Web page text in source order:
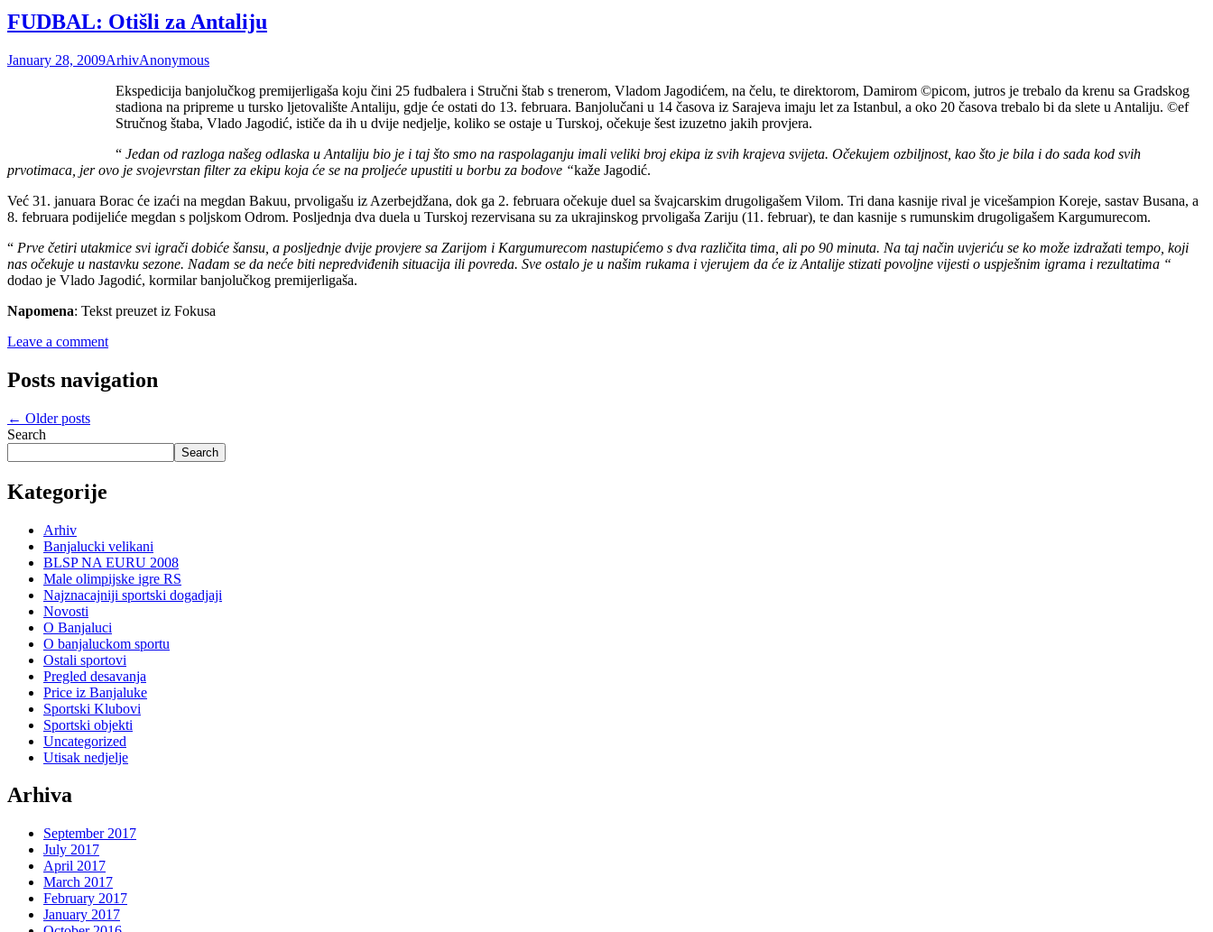
FUDBAL: Otišli za Antaliju
January 28, 2009ArhivAnonymous
Ekspedicija banjolučkog premijerligaša koju čini 25 fudbalera i Stručni štab s trenerom, Vladom Jagodićem, na čelu, te direktorom, Damirom ©picom, jutros je trebalo da krenu sa Gradskog
stadiona na pripreme u tursko ljetovalište Antaliju, gdje će ostati do 13. februara. Banjolučani u 14 časova iz Sarajeva imaju let za Istanbul, a oko 20 časova trebalo bi da slete u Antaliju. ©ef
Stručnog štaba, Vlado Jagodić, ističe da ih u dvije nedjelje, koliko se ostaje u Turskoj, očekuje šest izuzetno jakih provjera.
“ Jedan od razloga našeg odlaska u Antaliju bio je i taj što smo na raspolaganju imali veliki broj ekipa iz svih krajeva svijeta. Očekujem ozbiljnost, kao što je bila i do sada kod svih
prvotimaca, jer ovo je svojevrstan filter za ekipu koja će se na proljeće upustiti u borbu za bodove “kaže Jagodić.
Već 31. januara Borac će izaći na megdan Bakuu, prvoligašu iz Azerbejdžana, dok ga 2. februara očekuje duel sa švajcarskim drugoligašem Vilom. Tri dana kasnije rival je vicešampion Koreje, sastav Busana, a
8. februara podijeliće megdan s poljskom Odrom. Posljednja dva duela u Turskoj rezervisana su za ukrajinskog prvoligaša Zariju (11. februar), te dan kasnije s rumunskim drugoligašem Kargumurecom.
“ Prve četiri utakmice svi igrači dobiće šansu, a posljednje dvije provjere sa Zarijom i Kargumurecom nastupićemo s dva različita tima, ali po 90 minuta. Na taj način uvjeriću se ko može izdražati tempo, koji
nas očekuje u nastavku sezone. Nadam se da neće biti nepredviđenih situacija ili povreda. Sve ostalo je u našim rukama i vjerujem da će iz Antalije stizati povoljne vijesti o uspješnim igrama i rezultatima “
dodao je Vlado Jagodić, kormilar banjolučkog premijerligaša.
Napomena: Tekst preuzet iz Fokusa
Leave a comment
Posts navigation
← Older posts
Search
Search
Kategorije
Arhiv
Banjalucki velikani
BLSP NA EURU 2008
Male olimpijske igre RS
Najznacajniji sportski dogadjaji
Novosti
O Banjaluci
O banjaluckom sportu
Ostali sportovi
Pregled desavanja
Price iz Banjaluke
Sportski Klubovi
Sportski objekti
Uncategorized
Utisak nedjelje
Arhiva
September 2017
July 2017
April 2017
March 2017
February 2017
January 2017